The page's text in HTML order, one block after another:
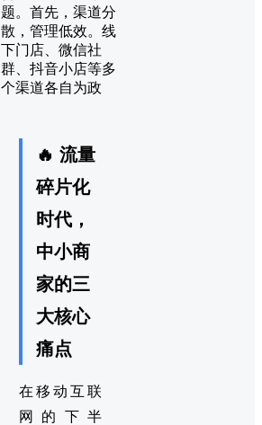
题。首先，渠道分
散，管理低效。线
下门店、微信社
群、抖音小店等多
个渠道各自为政
🔥 流量
碎片化
时代，
中小商
家的三
大核心
痛点
在移动互联
网的下半